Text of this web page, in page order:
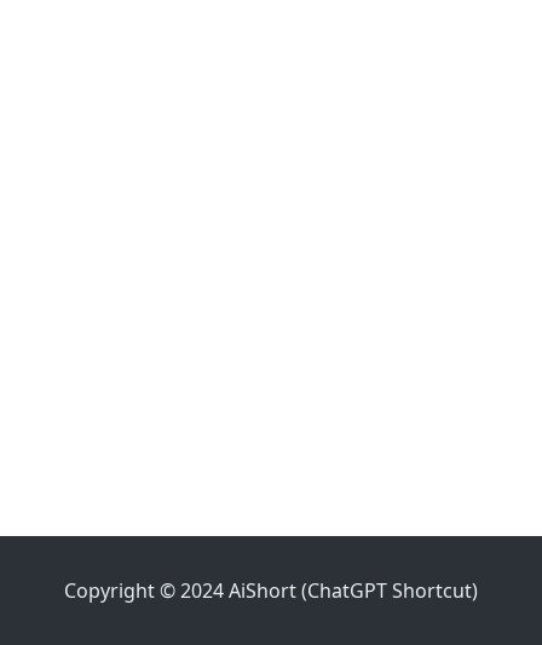
Copyright © 2024 AiShort (ChatGPT Shortcut)